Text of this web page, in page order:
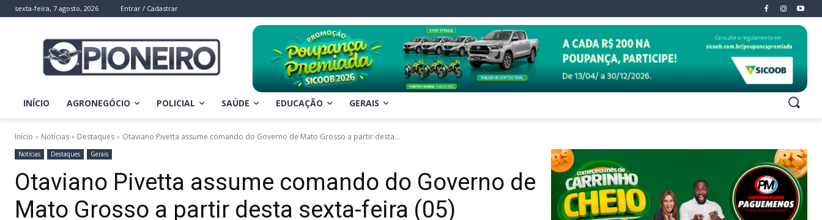
sexta-feira, 7 agosto, 2026 Entrar / Cadastrar
INÍCIO AGRONEGÓCIO POLICIAL SAÚDE EDUCAÇÃO GERAIS
Início Notícias Destaques Otaviano Pivetta assume comando do Governo de Mato Grosso a partir desta...
Notícias Destaques Gerais
Otaviano Pivetta assume comando do Governo de
Mato Grosso a partir desta sexta-feira (05)